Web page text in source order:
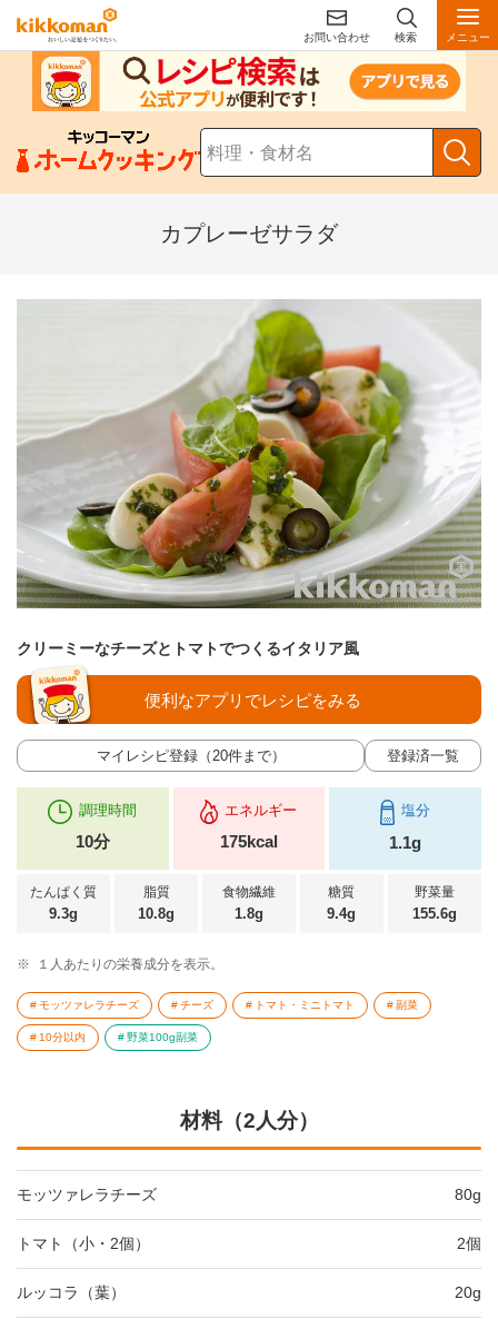
お問い合わせ 検索 メニュー
カプレーゼサラダ
クリーミーなチーズとトマトでつくるイタリア風
マイレシピ登録（20件まで） 登録済一覧
便利なアプリでレシピをみる
調理時間
10分
エネルギー
175kcal
塩分
1.1g
たんぱく質
9.3g
脂質
10.8g
食物繊維
1.8g
糖質
9.4g
野菜量
155.6g
※ １人あたりの栄養成分を表示。
モッツァレラチーズ チーズ トマト・ミニトマト 副菜
10分以内 野菜100g副菜
材料（2人分）
モッツァレラチーズ 80g
トマト（小・2個） 2個
ルッコラ（葉） 20g